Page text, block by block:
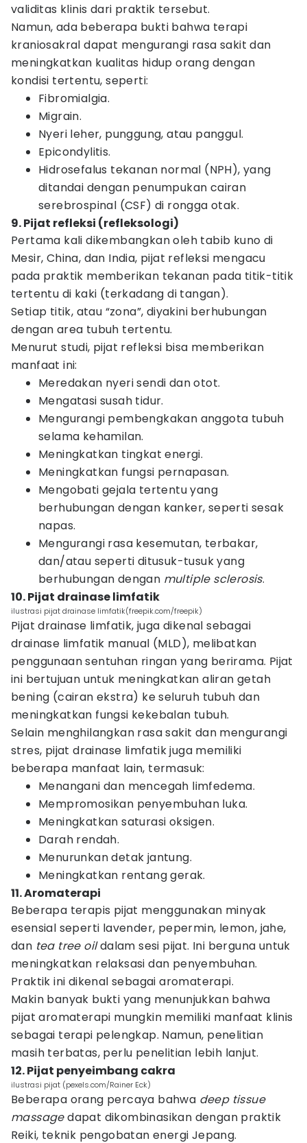
validitas klinis dari praktik tersebut.
Namun, ada beberapa bukti bahwa terapi
kraniosakral dapat mengurangi rasa sakit dan
meningkatkan kualitas hidup orang dengan
kondisi tertentu, seperti:
Fibromialgia.
Migrain.
Nyeri leher, punggung, atau panggul.
Epicondylitis.
Hidrosefalus tekanan normal (NPH), yang
ditandai dengan penumpukan cairan
serebrospinal (CSF) di rongga otak.
9. Pijat refleksi (refleksologi)
Pertama kali dikembangkan oleh tabib kuno di
Mesir, China, dan India, pijat refleksi mengacu
pada praktik memberikan tekanan pada titik-titik
tertentu di kaki (terkadang di tangan).
Setiap titik, atau “zona”, diyakini berhubungan
dengan area tubuh tertentu.
Menurut studi, pijat refleksi bisa memberikan
manfaat ini:
Meredakan nyeri sendi dan otot.
Mengatasi susah tidur.
Mengurangi pembengkakan anggota tubuh
selama kehamilan.
Meningkatkan tingkat energi.
Meningkatkan fungsi pernapasan.
Mengobati gejala tertentu yang
berhubungan dengan kanker, seperti sesak
napas.
Mengurangi rasa kesemutan, terbakar,
dan/atau seperti ditusuk-tusuk yang
berhubungan dengan multiple sclerosis.
10. Pijat drainase limfatik
ilustrasi pijat drainase limfatik(freepik.com/freepik)
Pijat drainase limfatik, juga dikenal sebagai
drainase limfatik manual (MLD), melibatkan
penggunaan sentuhan ringan yang berirama. Pijat
ini bertujuan untuk meningkatkan aliran getah
bening (cairan ekstra) ke seluruh tubuh dan
meningkatkan fungsi kekebalan tubuh.
Selain menghilangkan rasa sakit dan mengurangi
stres, pijat drainase limfatik juga memiliki
beberapa manfaat lain, termasuk:
Menangani dan mencegah limfedema.
Mempromosikan penyembuhan luka.
Meningkatkan saturasi oksigen.
Darah rendah.
Menurunkan detak jantung.
Meningkatkan rentang gerak.
11. Aromaterapi
Beberapa terapis pijat menggunakan minyak
esensial seperti lavender, pepermin, lemon, jahe,
dan tea tree oildalam sesi pijat. Ini berguna untuk
meningkatkan relaksasi dan penyembuhan.
Praktik ini dikenal sebagai aromaterapi.
Makin banyak bukti yang menunjukkan bahwa
pijat aromaterapi mungkin memiliki manfaat klinis
sebagai terapi pelengkap. Namun, penelitian
masih terbatas, perlu penelitian lebih lanjut.
12. Pijat penyeimbang cakra
ilustrasi pijat (pexels.com/Rainer Eck)
Beberapa orang percaya bahwa deep tissue
massagedapat dikombinasikan dengan praktik
Reiki, teknik pengobatan energi Jepang.